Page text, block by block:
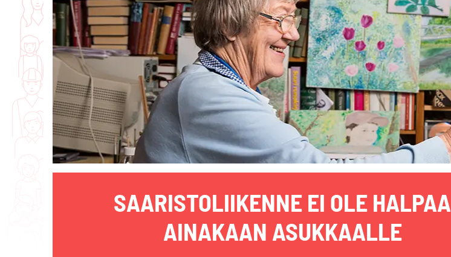
SAARISTOLIIKENNE EI OLE HALPAA
AINAKAAN ASUKKAALLE